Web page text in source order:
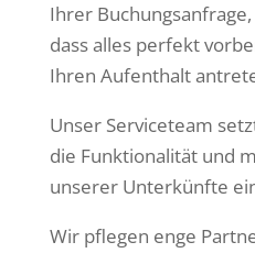
Ihrer
dass alles perfekt
Ihren Aufenthalt
Unser Serviceteam
die Funktionalität und
unserer Unterkünfte
Wir pflegen enge